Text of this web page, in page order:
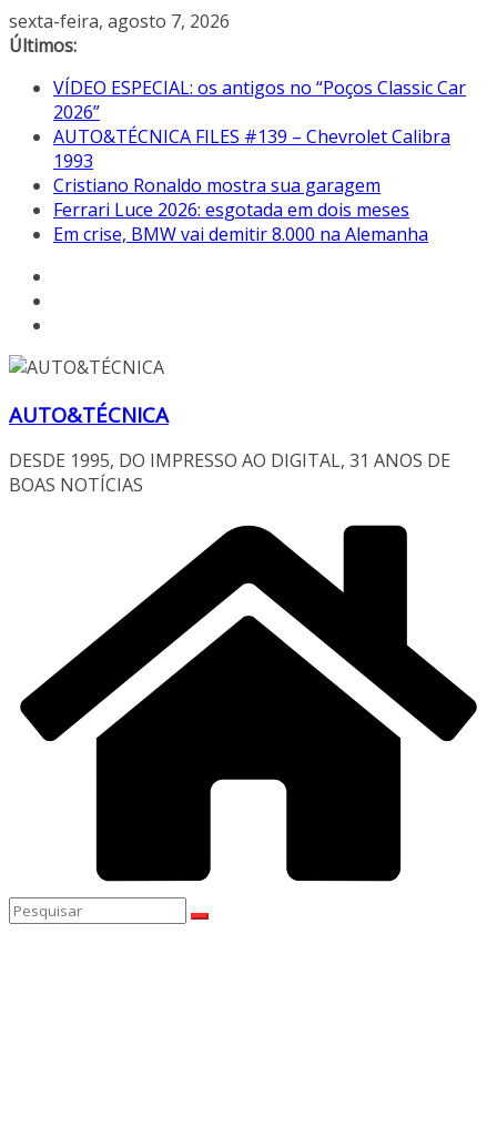
Pular
para
conteúdo
sexta-feira, agosto 7, 2026
Últimos:
VÍDEO ESPECIAL: os antigos no “Poços Classic Car
2026”
AUTO&TÉCNICA FILES #139 – Chevrolet Calibra
1993
Cristiano Ronaldo mostra sua garagem
Ferrari Luce 2026: esgotada em dois meses
Em crise, BMW vai demitir 8.000 na Alemanha
AUTO&TÉCNICA
DESDE 1995, DO IMPRESSO AO DIGITAL, 31 ANOS DE
BOAS NOTÍCIAS